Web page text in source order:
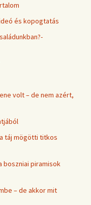
és kopogtatás
volt – de nem azért,
táj mögötti titkos
boszniai piramisok
– de akkor mit